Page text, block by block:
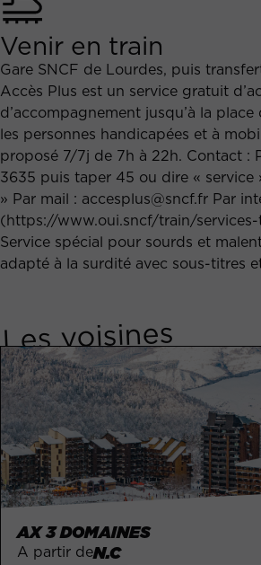
Venir en train
Gare SNCF de Lourdes, puis
Accès Plus est un service gratuit
d’accompagnement jusqu’à la
les personnes handicapées et à
proposé 7/7j de 7h à 22h. Contact :
3635 puis taper 45 ou dire « service
» Par mail : accesplus@sncf.fr Par
(https://www.oui.sncf/train/
Service spécial pour sourds et
adapté à la surdité avec sous-titres
Les voisines
AX 3 DOMAINES
A partir deN.C